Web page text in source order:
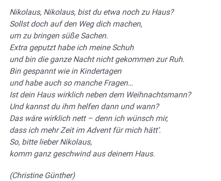
Nikolaus, Nikolaus, bist du etwa noch zu Haus?
Sollst doch auf den Weg dich machen,
um zu bringen süße Sachen.
Extra geputzt habe ich meine Schuh
und bin die ganze Nacht nicht gekommen zur Ruh.
Bin gespannt wie in Kindertagen
und habe auch so manche Fragen…
Ist dein Haus wirklich neben dem Weihnachtsmann?
Und kannst du ihm helfen dann und wann?
Das wäre wirklich nett – denn ich wünsch mir,
dass ich mehr Zeit im Advent für mich hätt‘.
So, bitte lieber Nikolaus,
komm ganz geschwind aus deinem Haus.
(Christine Günther)